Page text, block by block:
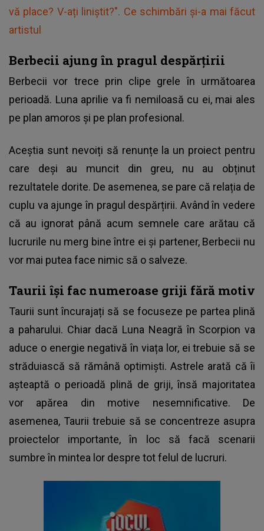
vă place? V-ați liniștit?". Ce schimbări și-a mai făcut
artistul
Berbecii ajung în pragul despărțirii
Berbecii vor trece prin clipe grele în următoarea
perioadă. Luna aprilie va fi nemiloasă cu ei, mai ales
pe plan amoros și pe plan profesional.
Aceștia sunt nevoiți să renunțe la un proiect pentru
care deși au muncit din greu, nu au obținut
rezultatele dorite. De asemenea, se pare că relația de
cuplu va ajunge în pragul despărțirii. Având în vedere
că au ignorat până acum semnele care arătau că
lucrurile nu merg bine între ei și partener, Berbecii nu
vor mai putea face nimic să o salveze.
Taurii își fac numeroase griji fără motiv
Taurii sunt încurajați să se focuseze pe partea plină
a paharului. Chiar dacă Luna Neagră în Scorpion va
aduce o energie negativă în viața lor, ei trebuie să se
străduiască să rămână optimiști. Astrele arată că îi
așteaptă o perioadă plină de griji, însă majoritatea
vor apărea din motive nesemnificative. De
asemenea, Taurii trebuie să se concentreze asupra
proiectelor importante, în loc să facă scenarii
sumbre în mintea lor despre tot felul de lucruri.